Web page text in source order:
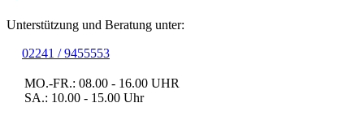
Unterstützung und Beratung unter:
02241 / 9455553
MO.-FR.: 08.00 - 16.00 UHR
SA.: 10.00 - 15.00 Uhr